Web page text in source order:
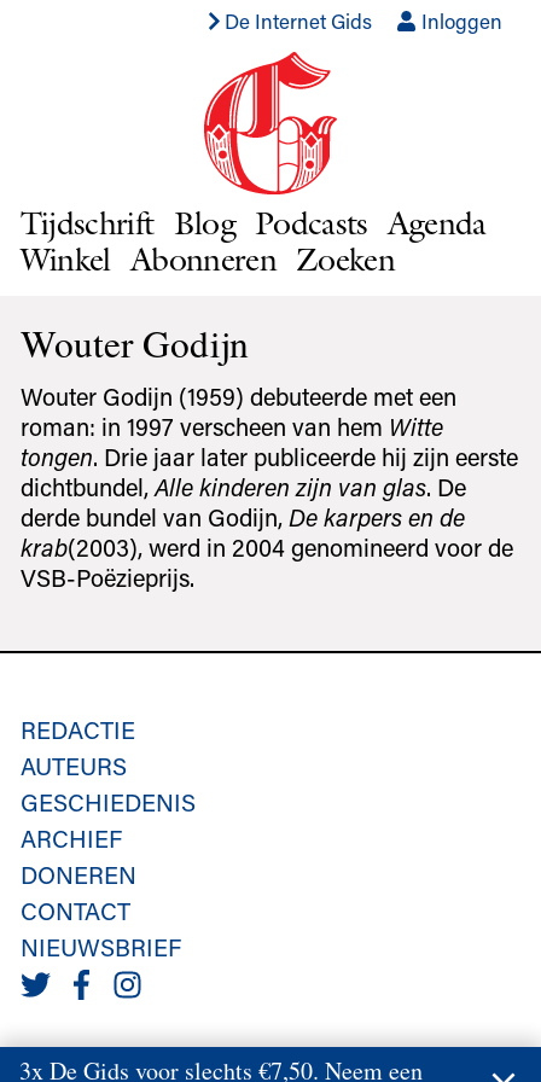
De Internet Gids Inloggen
Tijdschrift Blog Podcasts Agenda
Winkel Abonneren Zoeken
Wouter Godijn
Wouter Godijn (1959) debuteerde met een
roman: in 1997 verscheen van hem Witte
tongen. Drie jaar later publiceerde hij zijn eerste
dichtbundel,Alle kinderen zijn van glas. De
derde bundel van Godijn, De karpers en de
krab(2003), werd in 2004 genomineerd voor de
VSB-Poëzieprijs.
REDACTIE
AUTEURS
GESCHIEDENIS
ARCHIEF
DONEREN
CONTACT
NIEUWSBRIEF
3x De Gids voor slechts €7,50. Neem een